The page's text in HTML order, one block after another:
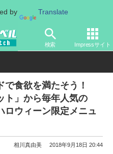
by Translate
検索 Impressサイト
ディズニーリゾート
で食欲を満たそう！
ト」から毎年人気の
ロウィーン限定メニュ
相川真由美 2018年9月18日 20:44